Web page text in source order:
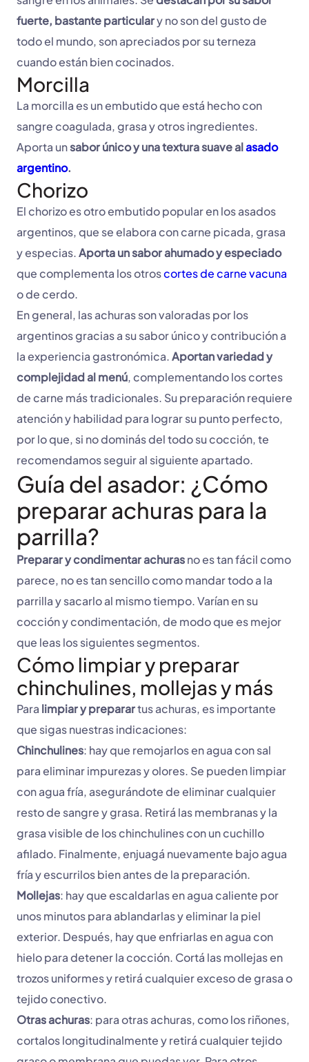
fuerte, bastante particulary no son del gusto de
todo el mundo, son apreciados por su terneza
cuando están bien cocinados.
Morcilla
La morcilla es un embutido que está hecho con
sangre coagulada, grasa y otros ingredientes.
Aporta unsabor único y una textura suave alasado
argentino.
Chorizo
El chorizo es otro embutido popular en los asados
argentinos, que se elabora con carne picada, grasa
y especias.Aporta un sabor ahumado y especiado
que complementa los otroscortes de carne vacuna
o de cerdo.
En general, las achuras son valoradas por los
argentinos gracias a su sabor único y contribución a
la experiencia gastronómica.Aportan variedad y
complejidad al menú, complementando los cortes
de carne más tradicionales. Su preparación requiere
atención y habilidad para lograr su punto perfecto,
por lo que, si no dominás del todo su cocción, te
recomendamos seguir al siguiente apartado.
Guía del asador: ¿Cómo
preparar achuras para la
parrilla?
Preparar y condimentar achurasno es tan fácil como
parece, no es tan sencillo como mandar todo a la
parrilla y sacarlo al mismo tiempo. Varían en su
cocción y condimentación, de modo que es mejor
que leas los siguientes segmentos.
Cómo limpiar y preparar
chinchulines, mollejas y más
Para limpiar y preparartus achuras, es importante
que sigas nuestras indicaciones:
Chinchulines: hay que remojarlos en agua con sal
para eliminar impurezas y olores. Se pueden limpiar
con agua fría, asegurándote de eliminar cualquier
resto de sangre y grasa. Retirá las membranas y la
grasa visible de los chinchulines con un cuchillo
afilado. Finalmente, enjuagá nuevamente bajo agua
fría y escurrilos bien antes de la preparación.
Mollejas: hay que escaldarlas en agua caliente por
unos minutos para ablandarlas y eliminar la piel
exterior. Después, hay que enfriarlas en agua con
hielo para detener la cocción. Cortá las mollejas en
trozos uniformes y retirá cualquier exceso de grasa o
tejido conectivo.
Otras achuras: para otras achuras, como los riñones,
cortalos longitudinalmente y retirá cualquier tejido